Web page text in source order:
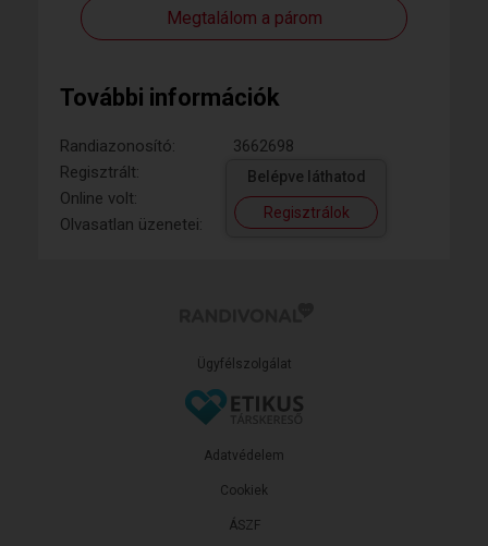
Megtalálom a párom
További információk
Randiazonosító:
3662698
Regisztrált:
Online volt:
Olvasatlan üzenetei:
Belépve láthatod
Regisztrálok
Ügyfélszolgálat
ÁSZF
Adatvédelem
Cookiek